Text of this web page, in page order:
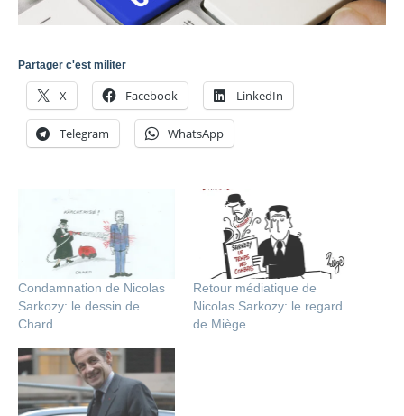
Partager c'est militer
X Facebook LinkedIn
Telegram WhatsApp
Condamnation de Nicolas
Sarkozy: le dessin de
Chard
Retour médiatique de
Nicolas Sarkozy: le regard
de Miège